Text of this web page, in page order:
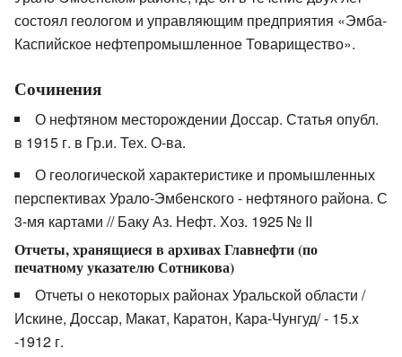
состоял геологом и управляющим предприятия «Эмба-
Каспийское нефтепромышленное Товарищество».
Сочинения
О нефтяном месторождении Доссар. Статья опубл.
в 1915 г. в Гр.и. Тех. О-ва.
О геологической характеристике и промышленных
перспективах Урало-Эмбенского - нефтяного района. С
3-мя картами // Баку Аз. Нефт. Хоз. 1925 № II
Отчеты, хранящиеся в архивах Главнефти (по
печатному указателю Сотникова)
Отчеты о некоторых районах Уральской области /
Искине, Доссар, Макат, Каратон, Кара-Чунгуд/ - 15.x
-1912 г.